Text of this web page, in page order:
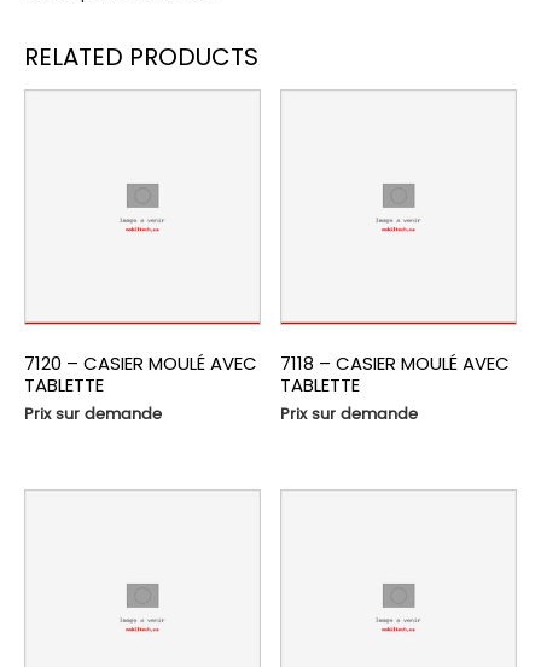
RELATED PRODUCTS
7120 – CASIER MOULÉ AVEC
TABLETTE
Prix sur demande
7118 – CASIER MOULÉ AVEC
TABLETTE
Prix sur demande